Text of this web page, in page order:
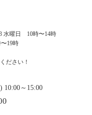
曜日 10時〜14時
19時
ださい！
10:00～15:00